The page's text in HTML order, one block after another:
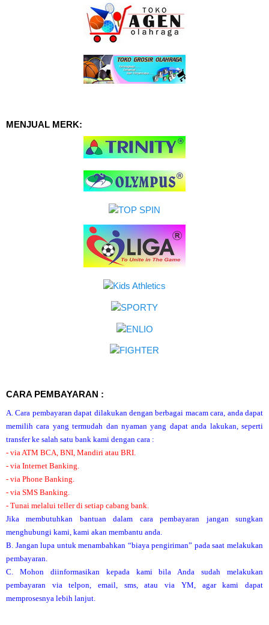
MENJUAL MERK:
CARA PEMBAYARAN :
A. Cara pembayaran dapat dilakukan dengan berbagai macam cara, anda dapat
memilih cara yang termudah dan nyaman yang dapat anda lakukan, seperti
transfer ke salah satu bank kami dengan cara :
- via ATM BCA, BNI, Mandiri atau BRI.
- via Internet Banking.
- via Phone Banking.
- via SMS Banking.
- Tunai melalui teller di setiap cabang bank.
Jika membutuhkan bantuan dalam cara pembayaran jangan sungkan
menghubungi kami, kami akan membantu anda.
B. Jangan lupa untuk menambahkan “biaya pengiriman” pada saat melakukan
pembayaran.
C. Mohon diinformasikan kepada kami bila Anda sudah melakukan
pembayaran via telpon, email, sms, atau via YM, agar kami dapat
memprosesnya lebih lanjut.